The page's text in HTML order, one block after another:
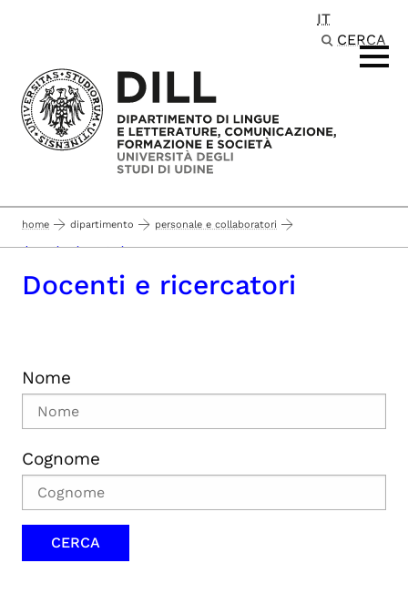
IT
CERCA
home dipartimento personale e collaboratori
docenti e ricercatori
Docenti e ricercatori
Nome
Cognome